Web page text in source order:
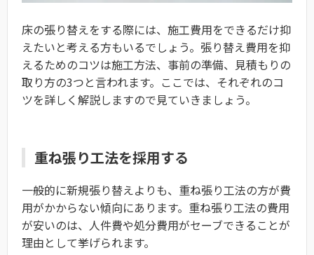
床の張り替えをする際には、施工費用をできるだけ抑
えたいと考える方もいるでしょう。張り替え費用を抑
えるためのコツは施工方法、事前の準備、見積もりの
取り方の3つと言われます。ここでは、それぞれのコ
ツを詳しく解説しますので見ていきましょう。
重ね張り工法を採用する
一般的に新規張り替えよりも、重ね張り工法の方が費
用がかからない傾向にあります。重ね張り工法の費用
が安いのは、人件費や処分費用がセーブできることが
理由として挙げられます。